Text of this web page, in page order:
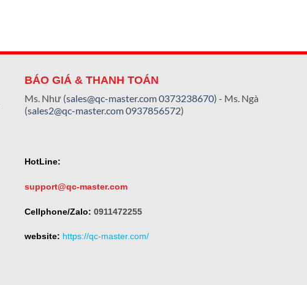
BÁO GIÁ & THANH TOÁN
Ms. Như (sales@qc-master.com0373238670) - Ms. Ngà
(sales2@qc-master.com0937856572)
HotLine:
support@qc-master.com
Cellphone/Zalo: 0911472255
website: https://qc-master.com/